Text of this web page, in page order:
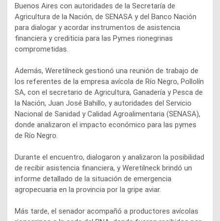
Buenos Aires con autoridades de la Secretaría de
Agricultura de la Nación, de SENASA y del Banco Nación
para dialogar y acordar instrumentos de asistencia
financiera y crediticia para las Pymes rionegrinas
comprometidas.
Además, Weretilneck gestionó una reunión de trabajo de
los referentes de la empresa avícola de Río Negro, Pollolín
SA, con el secretario de Agricultura, Ganadería y Pesca de
la Nación, Juan José Bahillo, y autoridades del Servicio
Nacional de Sanidad y Calidad Agroalimentaria (SENASA),
donde analizaron el impacto económico para las pymes
de Río Negro.
Durante el encuentro, dialogaron y analizaron la posibilidad
de recibir asistencia financiera, y Weretilneck brindó un
informe detallado de la situación de emergencia
agropecuaria en la provincia por la gripe aviar.
Más tarde, el senador acompañó a productores avícolas